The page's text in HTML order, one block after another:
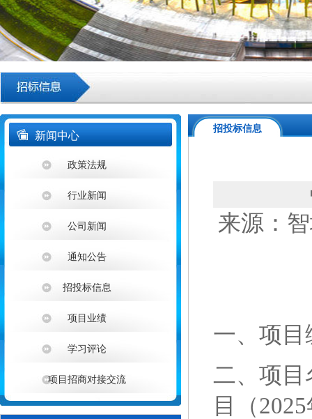
1
新闻中心
政策法规
行业新闻
公司新闻
通知公告
招投标信息
项目业绩
学习评论
项目招商对接交流
招投标信息
来源：
一、 项目
二、项目
目（